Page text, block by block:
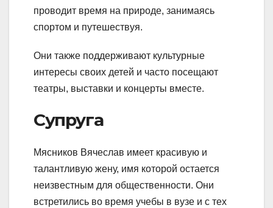
проводит время на природе, занимаясь
спортом и путешествуя.
Они также поддерживают культурные
интересы своих детей и часто посещают
театры, выставки и концерты вместе.
Супруга
Мясников Вячеслав имеет красивую и
талантливую жену, имя которой остается
неизвестным для общественности. Они
встретились во время учебы в вузе и с тех